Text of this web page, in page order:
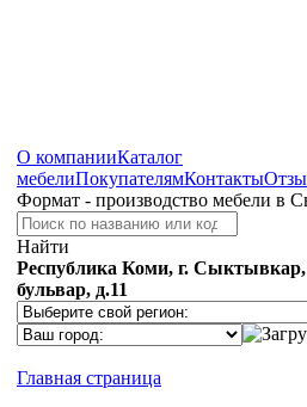
О компанииКаталог
мебелиПокупателямКонтакты
Формат - производство мебели в
Найти
Республика Коми, г.
бульвар, д.11
Главная страница